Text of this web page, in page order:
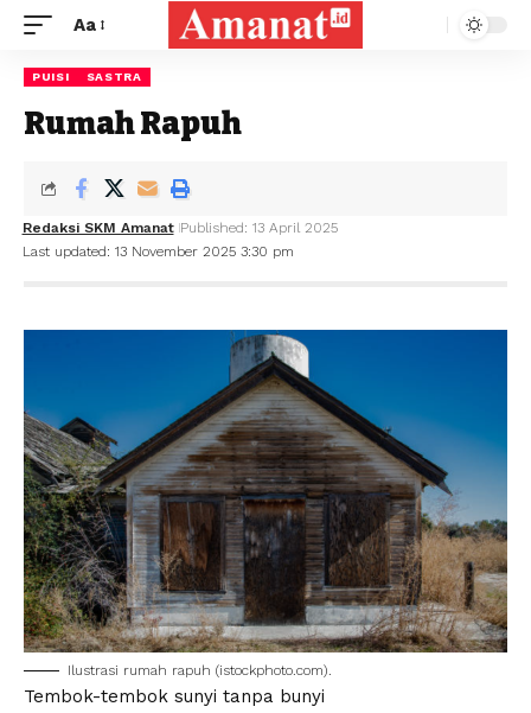
Aa
PUISI SASTRA
Rumah Rapuh
Last updated: 13 November 2025 3:30 pm
Redaksi SKM Amanat Published: 13 April 2025
Ilustrasi rumah rapuh (istockphoto.com).
Tembok-tembok sunyi tanpa bunyi